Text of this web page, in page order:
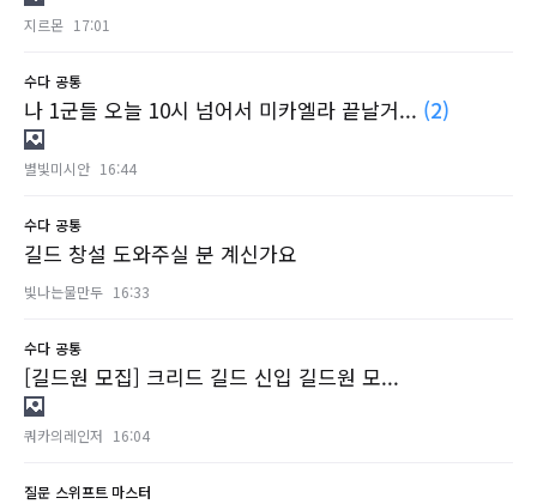
지르몬 17:01
수다 공통
나 1군들 오늘 10시 넘어서 미카엘라 끝날거... (2)
별빛미시안 16:44
수다 공통
길드 창설 도와주실 분 계신가요
빛나는물만두 16:33
수다 공통
[길드원 모집] 크리드 길드 신입 길드원 모...
쿼카의레인저 16:04
질문 스위프트 마스터